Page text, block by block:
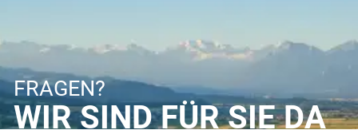
FRAGEN?
WIR SIND FÜR SIE DA